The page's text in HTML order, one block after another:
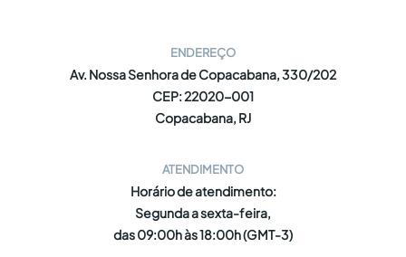
ENDEREÇO
Av. Nossa Senhora de Copacabana, 330/202
CEP: 22020-001
Copacabana, RJ
ATENDIMENTO
Horário de atendimento:
Segunda a sexta-feira,
das 09:00h às 18:00h (GMT-3)